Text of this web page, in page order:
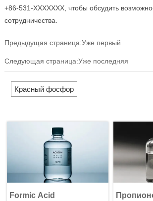
+86-531-XXXXXXX, чтобы обсудить
сотрудничества.
Предыдущая страница:Уже первый
Следующая страница:Уже последняя
Красный фосфор
Formic Acid